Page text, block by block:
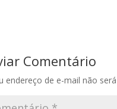
Comentário
endereço de e-mail não